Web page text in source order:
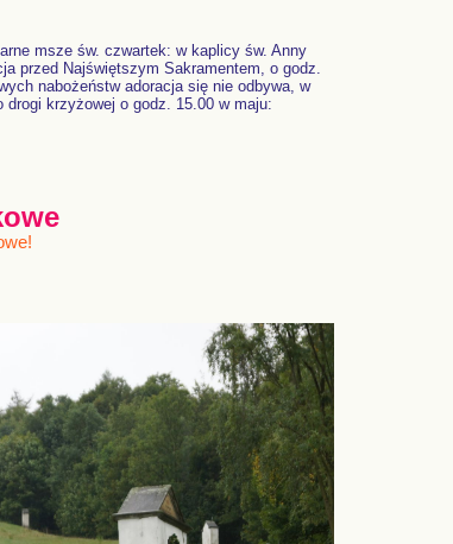
msze św. czwartek: w kaplicy św. Anny
przed Najświętszym Sakramentem, o godz.
nabożeństw adoracja się nie odbywa, w
krzyżowej o godz. 15.00 w maju: